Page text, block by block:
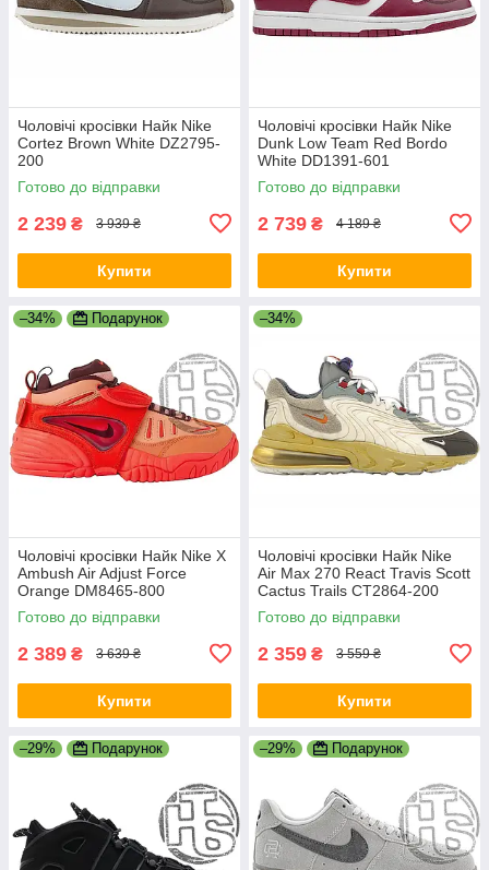
Чоловічі кросівки Найк Nike
Cortez Brown White DZ2795-
200
Готово до відправки
2 239 ₴ 3 939 ₴
Купити
Чоловічі кросівки Найк Nike
Dunk Low Team Red Bordo
White DD1391-601
Готово до відправки
2 739 ₴ 4 189 ₴
Купити
–34% Подарунок
Чоловічі кросівки Найк Nike X
Ambush Air Adjust Force
Orange DM8465-800
Готово до відправки
2 389 ₴ 3 639 ₴
Купити
–34%
Чоловічі кросівки Найк Nike
Air Max 270 React Travis Scott
Cactus Trails CT2864-200
Готово до відправки
2 359 ₴ 3 559 ₴
Купити
–29% Подарунок –29% Подарунок